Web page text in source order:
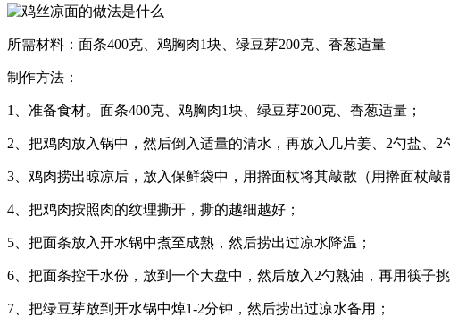
所需材料：面条400克、鸡胸肉1块、绿豆芽200克、香葱适量
制作方法：
1、准备食材。面条400克、鸡胸肉1块、绿豆芽200克、香葱适量；
2、把鸡肉放入锅中，然后倒入适量的清水，再放入几片姜、2勺盐、
3、鸡肉捞出晾凉后，放入保鲜袋中，用擀面杖将其敲散（用擀面杖敲
4、把鸡肉按照肉的纹理撕开，撕的越细越好；
5、把面条放入开水锅中煮至成熟，然后捞出过凉水降温；
6、把面条控干水份，放到一个大盘中，然后放入2勺熟油，再用筷子
7、把绿豆芽放到开水锅中焯1-2分钟，然后捞出过凉水备用；